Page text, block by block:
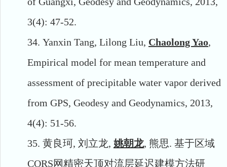
3(4): 47-52.
34. Yanxin Tang, Lilong Liu, Chaolong Yao,
Empirical model for mean temperature and
assessment of precipitable water vapor derived
from GPS, Geodesy and Geodynamics, 2013,
4(4): 51-56.
35. 黄良珂, 刘立龙, 姚朝龙, 熊思. 基于区域
CORS网精密天顶对流层延迟建模方法研